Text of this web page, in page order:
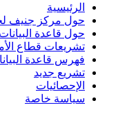
الرئيسية
حول مركز جنيف
حول قاعدة البيانات
تشريعات قطاع الأمن
فهرس قاعدة
تشريع جديد
الإحصائيات
سياسة خاصة